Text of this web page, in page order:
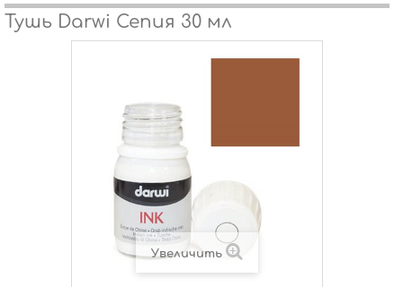
Тушь Darwi Сепия 30 мл
Увеличить